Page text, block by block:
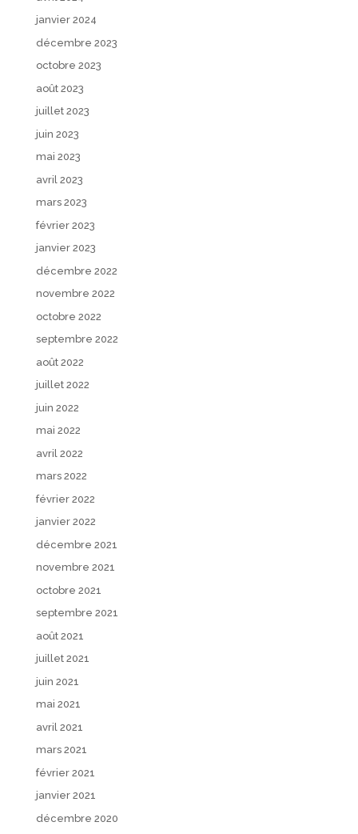
janvier 2024
décembre 2023
octobre 2023
août 2023
juillet 2023
juin 2023
mai 2023
avril 2023
mars 2023
février 2023
janvier 2023
décembre 2022
novembre 2022
octobre 2022
septembre 2022
août 2022
juillet 2022
juin 2022
mai 2022
avril 2022
mars 2022
février 2022
janvier 2022
décembre 2021
novembre 2021
octobre 2021
septembre 2021
août 2021
juillet 2021
juin 2021
mai 2021
avril 2021
mars 2021
février 2021
janvier 2021
décembre 2020